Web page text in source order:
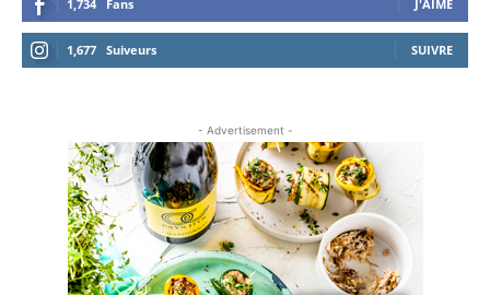
1,734 Fans J'AIME
1,677 Suiveurs SUIVRE
- Advertisement -